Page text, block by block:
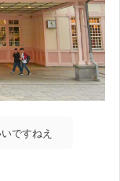
ですねえ